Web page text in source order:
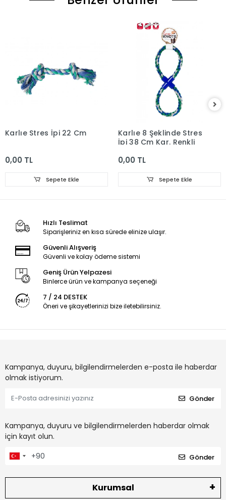
Karlıe Stres İpi 22 Cm
0,00 TL
Sepete Ekle
Karlıe 8 Şeklinde Stres
İpi 38 Cm Kar. Renkli
0,00 TL
Sepete Ekle
Hızlı Teslimat
Siparişleriniz en kısa sürede elinize ulaşır.
Güvenli Alışveriş
Güvenli ve kolay ödeme sistemi
Geniş Ürün Yelpazesi
Binlerce ürün ve kampanya seçeneği
7 / 24 DESTEK
Öneri ve şikayetlerinizi bize iletebilirsiniz.
Kampanya, duyuru, bilgilendirmelerden e-posta ile haberdar
olmak istiyorum.
Gönder
Kampanya, duyuru ve bilgilendirmelerden haberdar olmak
için kayıt olun.
Gönder
Kurumsal